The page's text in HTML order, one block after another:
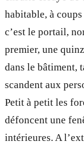
habitable, à
c’est le portail,
premier, une
dans le bâtiment,
scandent aux
Petit à petit les
défoncent une
intérieures. A